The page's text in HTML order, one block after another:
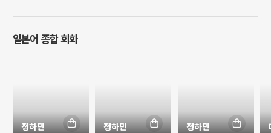
일본어 종합 회화
정하민 정하민 정하민